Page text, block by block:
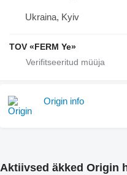
Ukraina, Kyiv
TOV «FERM Ye»
Origin info
Aktiivsed äkked Origin